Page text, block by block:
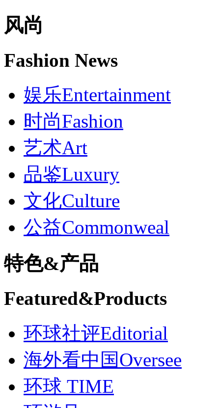
风尚
Fashion News
娱乐Entertainment
时尚Fashion
艺术Art
品鉴Luxury
文化Culture
公益Commonweal
特色&产品
Featured&Products
环球社评Editorial
海外看中国Oversee
环球 TIME